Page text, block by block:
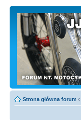
Strona główna forum ‹